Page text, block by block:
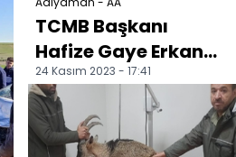
TCMB Başkanı
Hafize Gaye Erkan
Adıyaman'da
ziyaretlerde
bulundu:
24 Kasım 2023 - 17:41